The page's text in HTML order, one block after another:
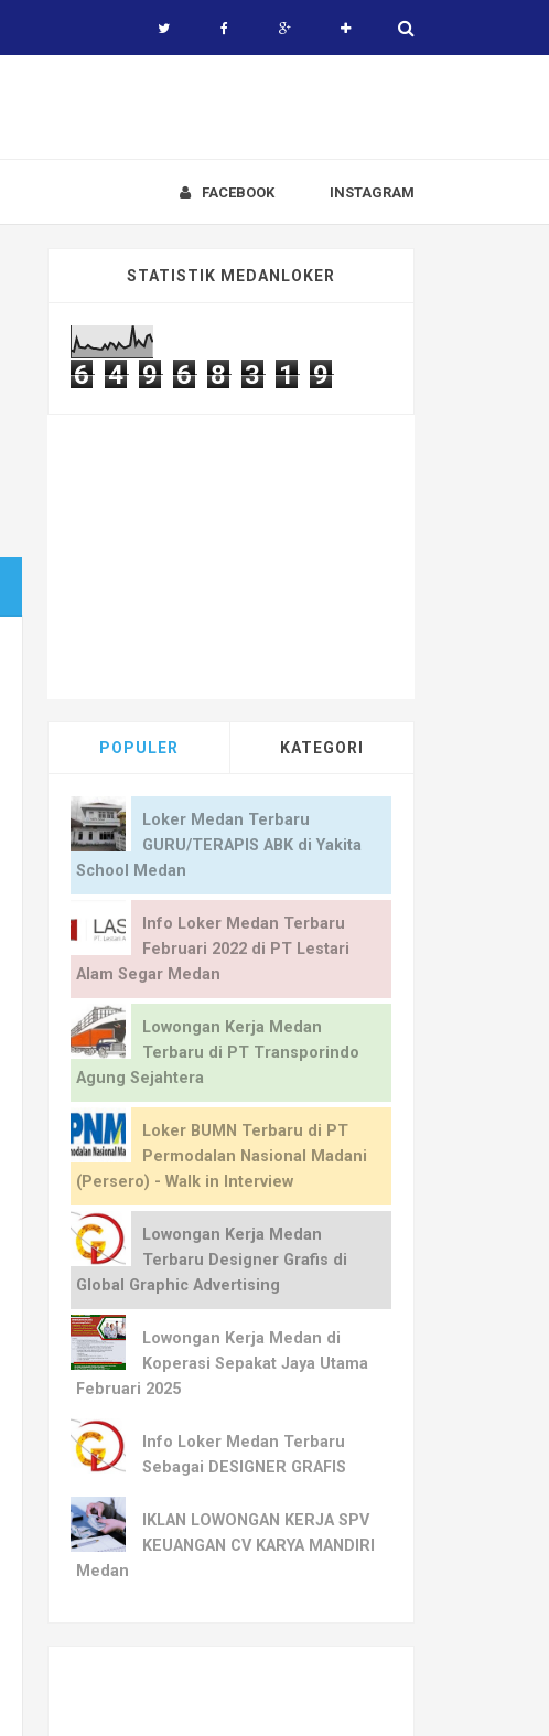
INSTAGRAM
FACEBOOK
STATISTIK MEDANLOKER
6 4 9 6 8 3 1 9
POPULER KATEGORI
Loker Medan Terbaru
GURU/TERAPIS ABK di Yakita
School Medan
Info Loker Medan Terbaru
Februari 2022 di PT Lestari
Alam Segar Medan
Lowongan Kerja Medan
Terbaru di PT Transporindo
Agung Sejahtera
Loker BUMN Terbaru di PT
Permodalan Nasional Madani
(Persero) - Walk in Interview
Lowongan Kerja Medan
Terbaru Designer Grafis di
Global Graphic Advertising
Lowongan Kerja Medan di
Koperasi Sepakat Jaya Utama
Februari 2025
Info Loker Medan Terbaru
Sebagai DESIGNER GRAFIS
IKLAN LOWONGAN KERJA SPV
KEUANGAN CV KARYA MANDIRI
Medan